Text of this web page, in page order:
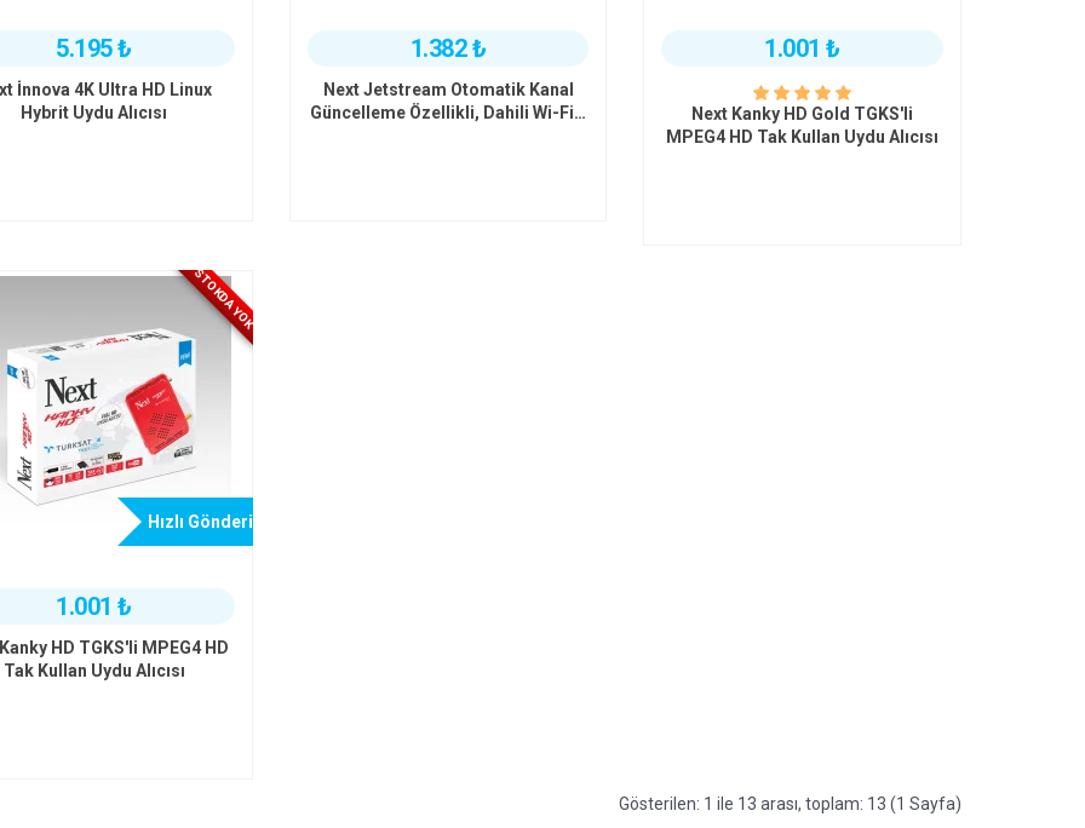
5.195 ₺
İnnova 4K Ultra HD Linux
Hybrit Uydu Alıcısı
1.382 ₺
Next Jetstream Otomatik Kanal
Güncelleme Özellikli, Dahili Wi-Fi'lı
1.001 ₺
Next Kanky HD Gold TGKS'li
MPEG4 HD Tak Kullan Uydu Alıcısı
STOKDA YOK
Hızlı Gönderi
1.001 ₺
HD TGKS'li MPEG4 HD
Tak Kullan Uydu Alıcısı
Gösterilen: 1 ile 13 arası, toplam: 13 (1 Sayfa)